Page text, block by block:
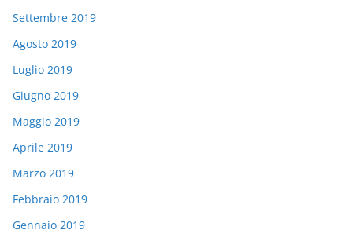
Settembre 2019
Agosto 2019
Luglio 2019
Giugno 2019
Maggio 2019
Aprile 2019
Marzo 2019
Febbraio 2019
Gennaio 2019